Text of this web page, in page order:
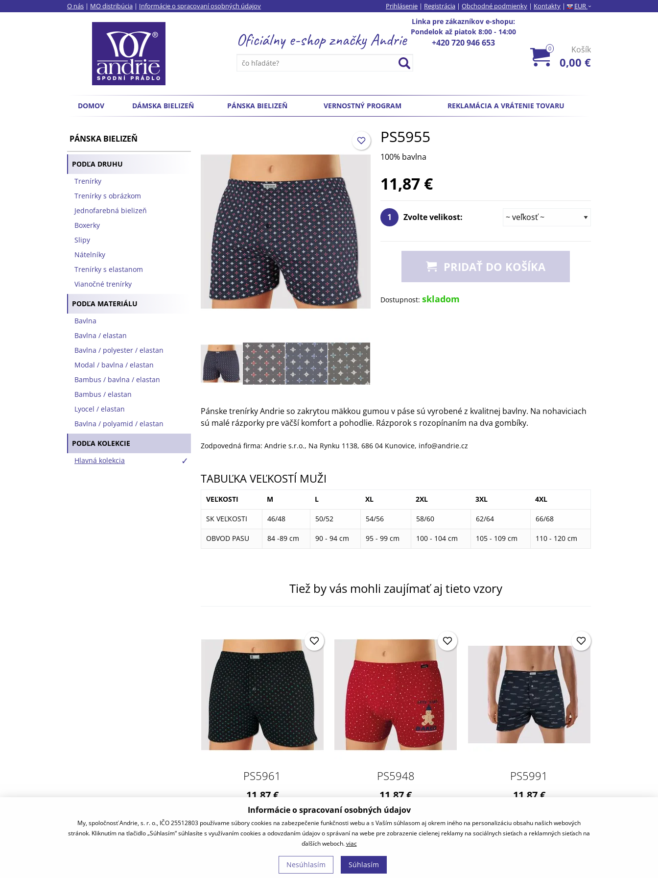
Prihlásenie | Registrácia | Obchodné podmienky | Kontakty | EUR ›
O nás | MO distribúcia | Informácie o spracovaní osobných údajov
Oficiálny e-shopznačkyAndrie Košík
0,00 €
0
Linka pre zákazníkov e-shopu:
Pondelok až piatok 8:00 - 14:00
+420 720 946 653
DOMOV DÁMSKA BIELIZEŇ PÁNSKA BIELIZEŇ VERNOSTNÝ PROGRAM REKLAMÁCIA A VRÁTENIE TOVARU
PÁNSKA BIELIZEŇ
PODĽA DRUHU
Trenírky
Trenírky s obrázkom
Jednofarebná bielizeň
Boxerky
Slipy
Nátelníky
Trenírky s elastanom
Vianočné trenírky
PODĽA MATERIÁLU
Bavlna
Bavlna / elastan
Bavlna / polyester / elastan
Modal / bavlna / elastan
Bambus / bavlna / elastan
Bambus / elastan
Lyocel / elastan
Bavlna / polyamid / elastan
PODĽA KOLEKCIE
Hlavná kolekcia
PS5955
100% bavlna
11,87 €
1 Zvolte velikost:
PRIDAŤ DO KOŠÍKA
Dostupnost:skladom
Pánske trenírky Andrie so zakrytou mäkkou gumou v páse sú vyrobené z kvalitnej bavlny. Na nohaviciach
sú malé rázporky pre väčší komfort a pohodlie. Rázporok s rozopínaním na dva gombíky.
Zodpovedná firma: Andrie s.r.o., Na Rynku 1138, 686 04 Kunovice, info@andrie.cz
TABUĽKA VEĽKOSTÍ MUŽI
VEĽKOSTI M L XL 2XL 3XL 4XL
SK VEĽKOSTI 46/48 50/52 54/56 58/60 62/64 66/68
OBVOD PASU 84 -89 cm 90 - 94 cm 95 - 99 cm 100 - 104 cm 105 - 109 cm 110 - 120 cm
Tiež by vás mohli zaujímať aj tieto vzory
PS5961
11,87 €
skladom
PS5948
11,87 €
skladom
PS5991
11,87 €
Informácie o spracovaní osobných údajov
My, spoločnosť Andrie, s. r. o., IČO 25512803 používame súbory cookies na zabezpečenie funkčnosti webu a s Vaším súhlasom aj okrem iného na personalizáciu obsahu našich webových
stránok. Kliknutím na tlačidlo „Súhlasím“ súhlasíte s využívaním cookies a odovzdaním údajov o správaní na webe pre zobrazenie cielenej reklamy na sociálnych sieťach a reklamných sieťach na
ďalších weboch.viac
Nesúhlasím Súhlasím